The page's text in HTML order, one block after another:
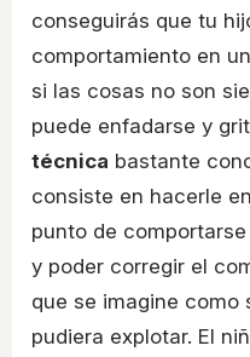
conseguirás que tu
comportamiento en
si las cosas no son
puede enfadarse y
técnica bastante
consiste en hacerle
punto de
y poder corregir el
que se imagine como
pudiera explotar. El